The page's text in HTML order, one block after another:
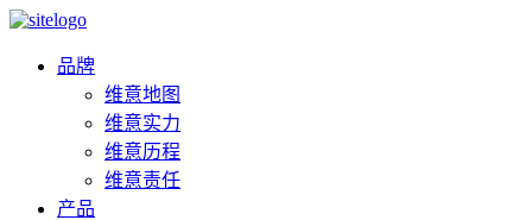
品牌
维意地图
维意实力
维意历程
维意责任
产品